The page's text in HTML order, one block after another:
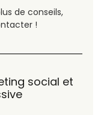
de conseils,
!
social et